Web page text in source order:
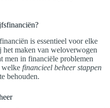
is essentieel voor elke
het maken van weloverwogen
men in financiële problemen
welke financieel beheer stappen
behouden.